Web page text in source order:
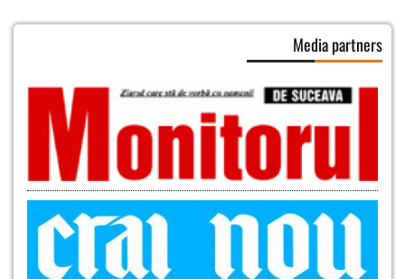
Media partners